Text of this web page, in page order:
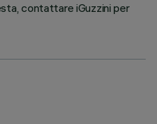
contattare iGuzzini per